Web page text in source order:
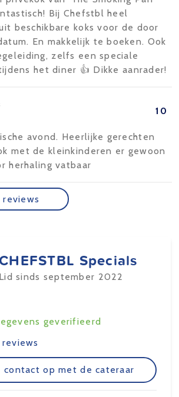
Bij Chefstbl heel
beschikbare koks voor de door
En makkelijk te boeken. Ook
zelfs een speciale
het diner 👍 Dikke aanrader!
10
avond. Heerlijke gerechten
met de kleinkinderen er gewoon
herhaling vatbaar
reviews
Specials
Lid sinds september 2022
geverifieerd
reviews
contact op met de cateraar